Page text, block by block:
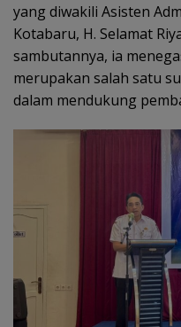
yang diwakili Asisten
Kotabaru, H. Selamat
sambutannya, ia
merupakan salah satu
dalam mendukung